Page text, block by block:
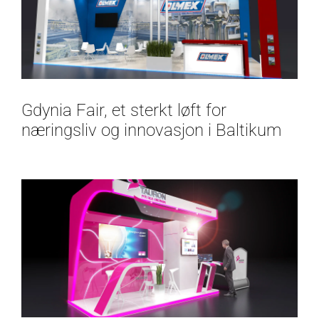
Gdynia Fair, et sterkt løft for
næringsliv og innovasjon i Baltikum